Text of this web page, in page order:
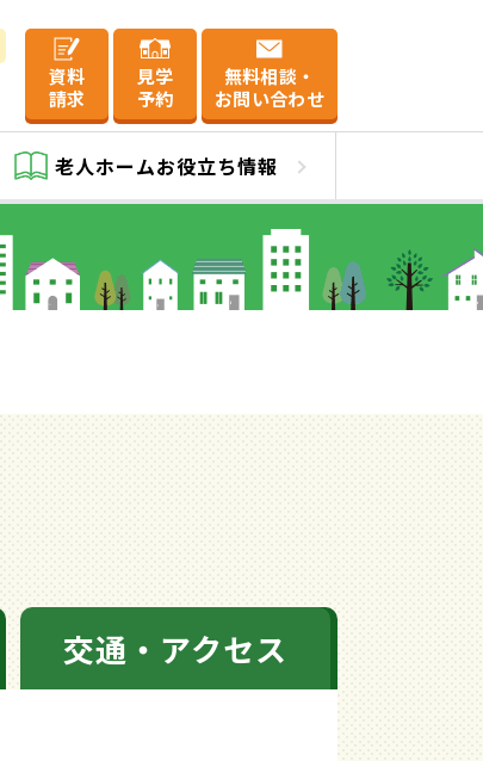
資料
請求
見学
予約
無料相談・
お問い合わせ
老人ホームお役立ち情報
交通・アクセス